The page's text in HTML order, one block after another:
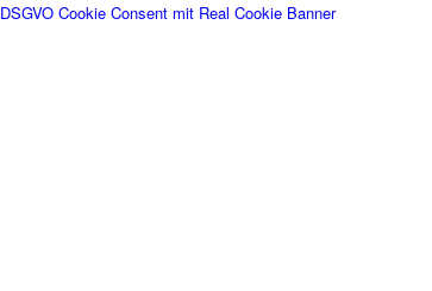
DSGVO Cookie Consent mit Real Cookie Banner